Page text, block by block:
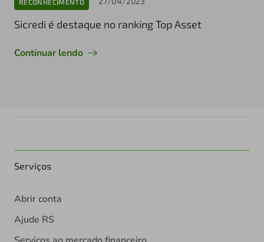
RECONHECIMENTO
Sicredi é destaque no ranking Top Asset
Continuar lendo
Serviços
Abrir conta
Ajude RS